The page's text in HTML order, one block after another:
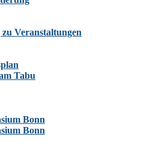
Veranstaltungen
Tabu